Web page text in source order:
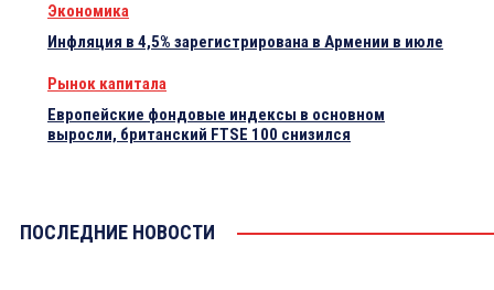
Экономика
Инфляция в 4,5% зарегистрирована в Армении в июле
Рынок капитала
Европейские фондовые индексы в основном
выросли, британский FTSE 100 снизился
ПОСЛЕДНИЕ НОВОСТИ